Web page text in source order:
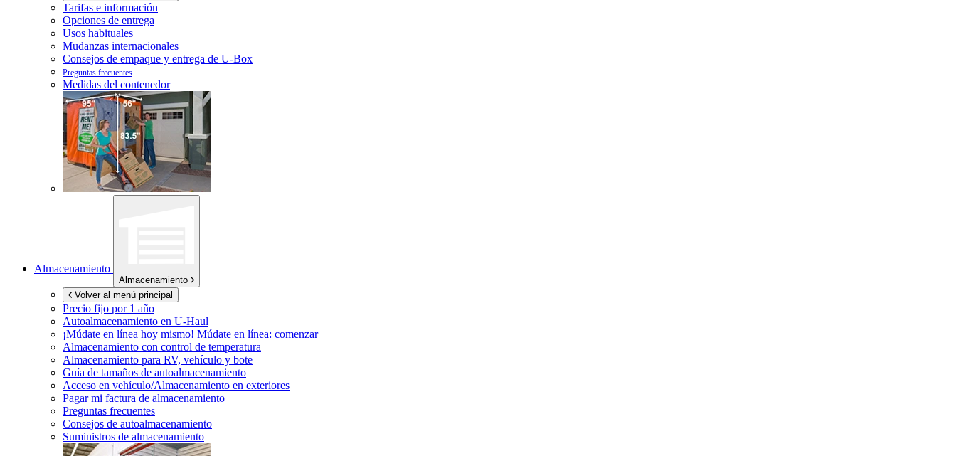
Tarifas e información
Opciones de entrega
Usos habituales
Mudanzas internacionales
Consejos de empaque y entrega de U-Box
Preguntas frecuentes
Medidas del contenedor
Almacenamiento
Almacenamiento
Volver al menú principal
Precio fijo por 1 año
Autoalmacenamiento en U-Haul
¡Múdate en línea hoy mismo! Múdate en línea: comenzar
Almacenamiento con control de temperatura
Almacenamiento para RV, vehículo y bote
Guía de tamaños de autoalmacenamiento
Acceso en vehículo/Almacenamiento en exteriores
Pagar mi factura de almacenamiento
Preguntas frecuentes
Consejos de autoalmacenamiento
Suministros de almacenamiento